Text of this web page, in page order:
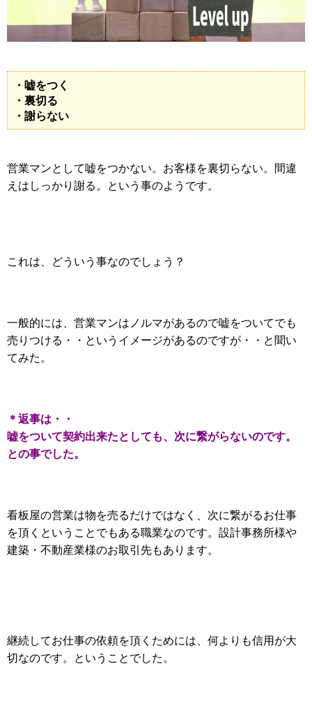
・嘘をつく
・裏切る
・謝らない
営業マンとして嘘をつかない。お客様を裏切らない。間違
えはしっかり謝る。という事のようです。
これは、どういう事なのでしょう？
一般的には、営業マンはノルマがあるので嘘をついてでも
売りつける・・というイメージがあるのですが・・と聞い
てみた。
＊返事は・・
嘘をついて契約出来たとしても、次に繋がらないのです。
との事でした。
看板屋の営業は物を売るだけではなく、次に繋がるお仕事
を頂くということでもある職業なのです。設計事務所様や
建築・不動産業様のお取引先もあります。
継続してお仕事の依頼を頂くためには、何よりも信用が大
切なのです。ということでした。